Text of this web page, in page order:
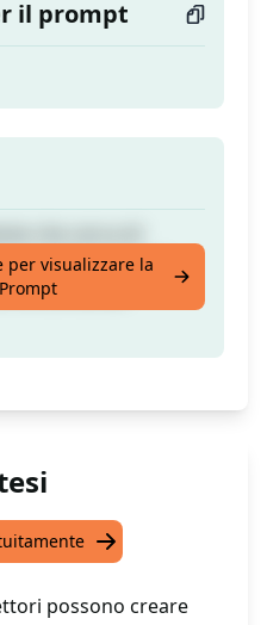
il prompt
sociali sia con il
la comunità
per visualizzare la
possono creare